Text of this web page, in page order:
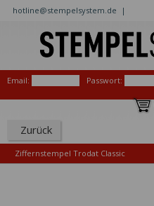
hotline@stempelsystem.de |
Email: Passwort:
Zurück
Ziffernstempel Trodat Classic